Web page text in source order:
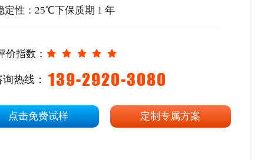
定性：25℃下保质期 1 年
价指数：
热线： 139-2920-3080
点击免费试样 定制专属方案